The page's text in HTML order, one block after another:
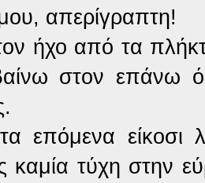
απερίγραπτη!
ήχο από τα
στον επάνω
επόμενα είκοσι
καμία τύχη στην